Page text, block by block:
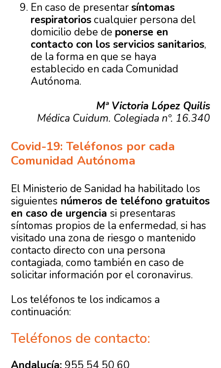
En caso de presentarsíntomas
respiratorios cualquier persona del
domicilio debe de ponerse en
contacto con los servicios sanitarios,
de la forma en que se haya
establecido en cada Comunidad
Autónoma.
Mª Victoria López Quilis
Médica Cuidum. Colegiada nº. 16.340
Covid-19: Teléfonos por cada
Comunidad Autónoma
El Ministerio de Sanidad ha habilitado los
siguientes números de teléfono gratuitos
en caso de urgenciasi presentaras
síntomas propios de la enfermedad, si has
visitado una zona de riesgo o mantenido
contacto directo con una persona
contagiada, como también en caso de
solicitar información por el coronavirus.
Los teléfonos te los indicamos a
continuación:
Teléfonos de contacto:
Andalucía: 955 54 50 60